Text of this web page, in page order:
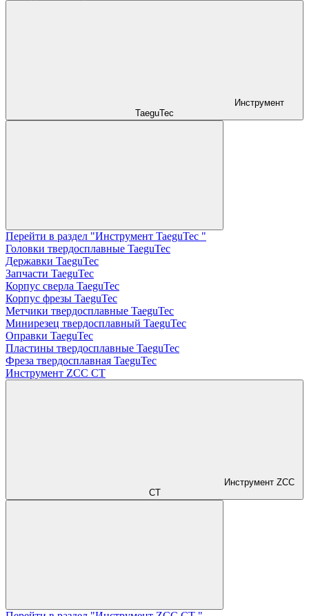
Инструмент
TaeguTec
Перейти в раздел "Инструмент TaeguTec "
Головки твердосплавные TaeguTec
Державки TaeguTec
Запчасти TaeguTec
Корпус сверла TaeguTec
Корпус фрезы TaeguTec
Метчики твердосплавные TaeguTec
Минирезец твердосплавный TaeguTec
Оправки TaeguTec
Пластины твердосплавные TaeguTec
Фреза твердосплавная TaeguTec
Инструмент ZCС CT
Инструмент ZCС
CT